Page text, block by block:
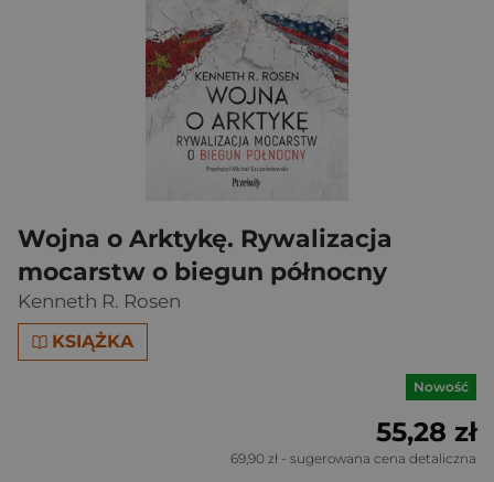
Wojna o Arktykę. Rywalizacja
mocarstw o biegun północny
Kenneth R. Rosen
KSIĄŻKA
Nowość
55,28 zł
69,90 zł - sugerowana cena detaliczna